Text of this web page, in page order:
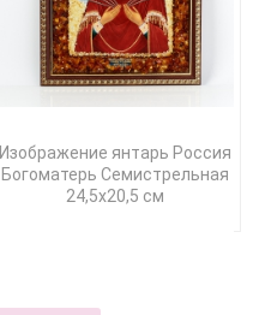
Изображение янтарь Россия
Богоматерь Семистрельная
24,5х20,5 см